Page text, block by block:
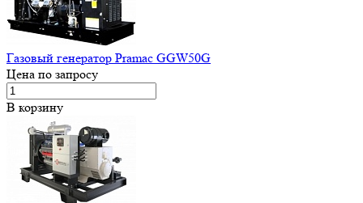
Газовый генератор Pramac GGW50G
Цена по запросу
В корзину